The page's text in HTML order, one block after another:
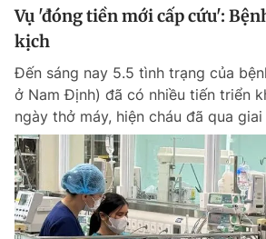
Vụ 'đóng tiền mới cấp cứu':
kịch
Đến sáng nay 5.5 tình trạng của
ở Nam Định) đã có nhiều tiến triển
ngày thở máy, hiện cháu đã qua